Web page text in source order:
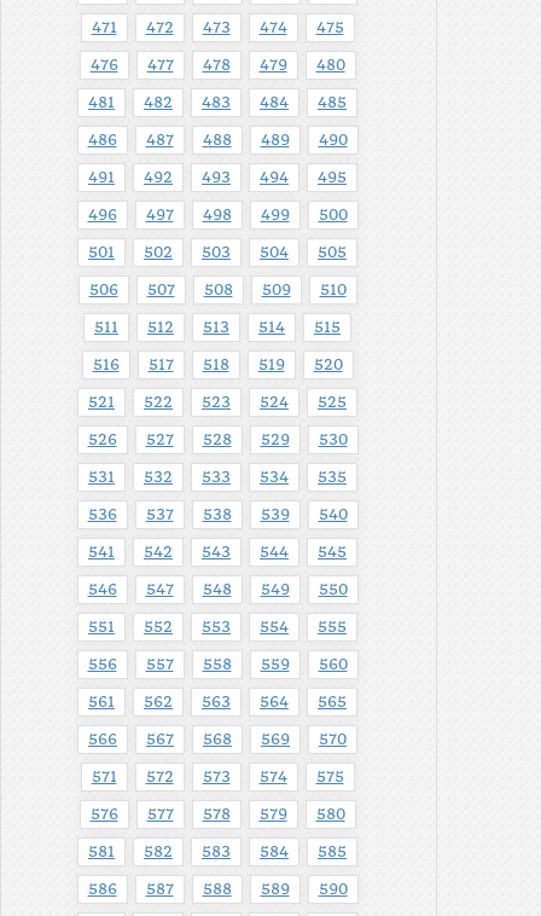
471 472 473 474 475
476 477 478 479 480
481 482 483 484 485
486 487 488 489 490
491 492 493 494 495
496 497 498 499 500
501 502 503 504 505
506 507 508 509 510
511 512 513 514 515
516 517 518 519 520
521 522 523 524 525
526 527 528 529 530
531 532 533 534 535
536 537 538 539 540
541 542 543 544 545
546 547 548 549 550
551 552 553 554 555
556 557 558 559 560
561 562 563 564 565
566 567 568 569 570
571 572 573 574 575
576 577 578 579 580
581 582 583 584 585
586 587 588 589 590